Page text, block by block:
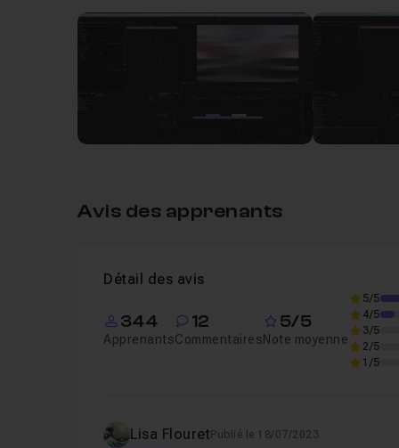
UnQCMvous permettra de valider vos
Bon tuto et bonne transition !
Avis des apprenants
Détail des avis
344
Apprenants
12
Commentaires
5/5
Note moyenne
5/5
4/5
3/5
2/5
1/5
Lisa Flouret Publié le 18/07/2023